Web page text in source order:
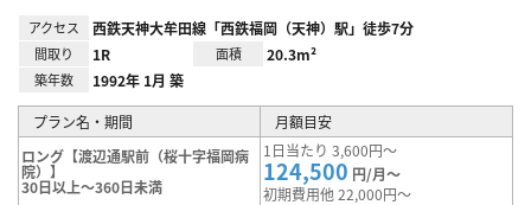
アクセス 西鉄天神大牟田線「西鉄福岡（天神）駅」徒歩7分
間取り 1R 面積 20.3m²
築年数 1992年 1月 築
プラン名・期間
月額目安
ロング【渡辺通駅前（桜十字福岡病
院）】
30日以上～360日未満
1日当たり 3,600円～
124,500 円/月～
初期費用他 22,000円～